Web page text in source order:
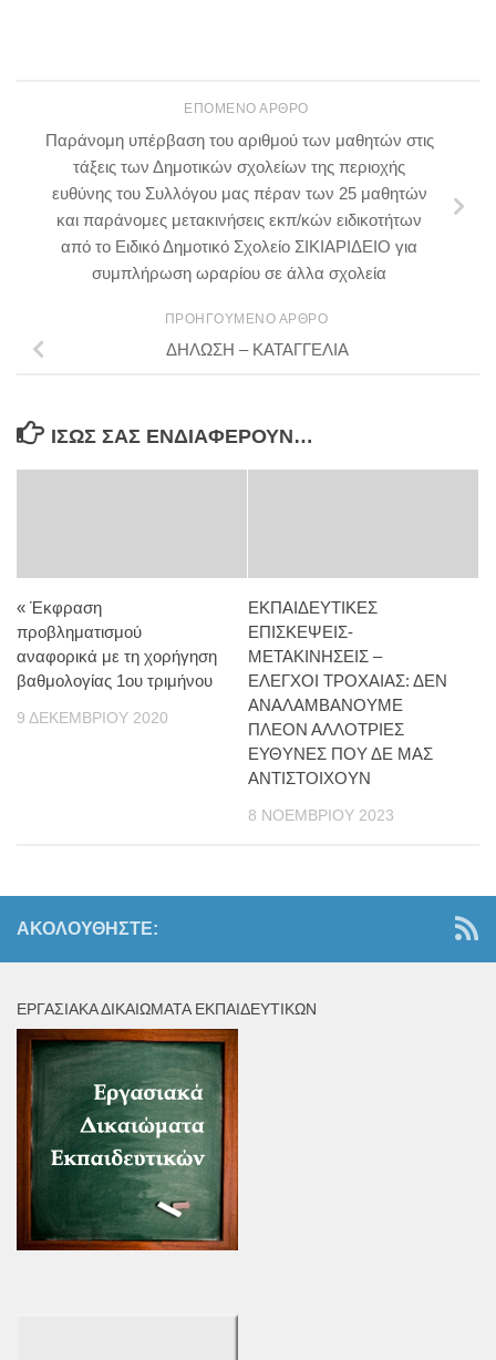
ΕΠΌΜΕΝΟ ΆΡΘΡΟ
Παράνομη υπέρβαση του αριθμού των μαθητών στις
τάξεις των Δημοτικών σχολείων της περιοχής
ευθύνης του Συλλόγου μας πέραν των 25 μαθητών
και παράνομες μετακινήσεις εκπ/κών ειδικοτήτων
από το Ειδικό Δημοτικό Σχολείο ΣΙΚΙΑΡΙΔΕΙΟ για
συμπλήρωση ωραρίου σε άλλα σχολεία
ΠΡΟΗΓΟΎΜΕΝΟ ΆΡΘΡΟ
ΔΗΛΩΣΗ – ΚΑΤΑΓΓΕΛΙΑ
ΊΣΩΣ ΣΑΣ ΕΝΔΙΑΦΈΡΟΥΝ…
« Έκφραση
προβληματισμού
αναφορικά με τη χορήγηση
βαθμολογίας 1ου τριμήνου
9 ΔΕΚΕΜΒΡΊΟΥ 2020
ΕΚΠΑΙΔΕΥΤΙΚΕΣ
ΕΠΙΣΚΕΨΕΙΣ-
ΜΕΤΑΚΙΝΗΣΕΙΣ –
ΕΛΕΓΧΟΙ ΤΡΟΧΑΙΑΣ: ΔΕΝ
ΑΝΑΛΑΜΒΑΝΟΥΜΕ
ΠΛΕΟΝ ΑΛΛΟΤΡΙΕΣ
ΕΥΘΥΝΕΣ ΠΟΥ ΔΕ ΜΑΣ
ΑΝΤΙΣΤΟΙΧΟΥΝ
8 ΝΟΕΜΒΡΊΟΥ 2023
ΑΚΟΛΟΥΘΉΣΤΕ:
ΕΡΓΑΣΙΑΚΆ ΔΙΚΑΙΏΜΑΤΑ ΕΚΠΑΙΔΕΥΤΙΚΏΝ